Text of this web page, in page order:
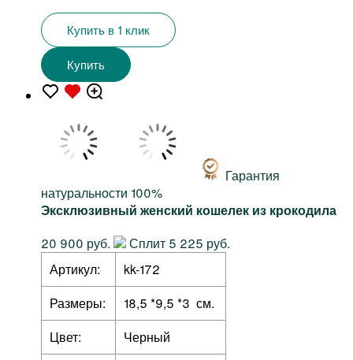
Купить в 1 клик
Купить
Гарантия
натуральности 100%
Эксклюзивный женский кошелек из крокодила
20 900 руб.
Сплит 5 225 руб.
Артикул:
kk-172
Размеры:
18,5 *9,5 *3 см.
Цвет:
Черный